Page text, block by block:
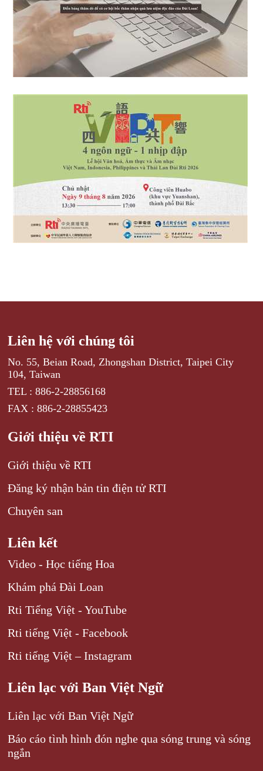
Liên hệ với chúng tôi
No. 55, Beian Road, Zhongshan District, Taipei City
104, Taiwan
TEL : 886-2-28856168
FAX : 886-2-28855423
Giới thiệu về RTI
Giới thiệu về RTI
Đăng ký nhận bản tin điện tử RTI
Chuyên san
Liên kết
Video - Học tiếng Hoa
Khám phá Đài Loan
Rti Tiếng Việt - YouTube
Rti tiếng Việt - Facebook
Rti tiếng Việt – Instagram
Liên lạc với Ban Việt Ngữ
Liên lạc với Ban Việt Ngữ
Báo cáo tình hình đón nghe qua sóng trung và sóng
ngắn